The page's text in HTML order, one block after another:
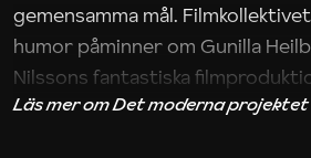
gemensamma mål.
humor påminner om Gunilla
Nilssons fantastiska
iakttagelser om hur svårt det